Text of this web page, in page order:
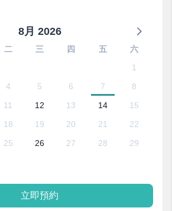
8月 2026
二 三 四 五
六
1
4 5 6 7
8
11 12 13 14
15
18 19 20 21
22
25 26 27 28
29
立即預約